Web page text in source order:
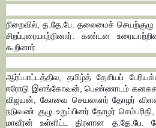
நிறைவில், த.தே.பே. தலைமைச்
சிறப்புரையாற்றினார். கண்டன
கூறினார்.
ஆர்ப்பாட்டத்தில, தமிழ்த் தேசியப்
ஈரோடு இளங்கோவன், பெண்ணாடம்
விஜயன், கோவை செயலாளர் தோழர்
நடுவண் குழு உறுப்பினர் தோழர்
மாவீரன் உள்ளிட்ட திரளான த.தே.பே.